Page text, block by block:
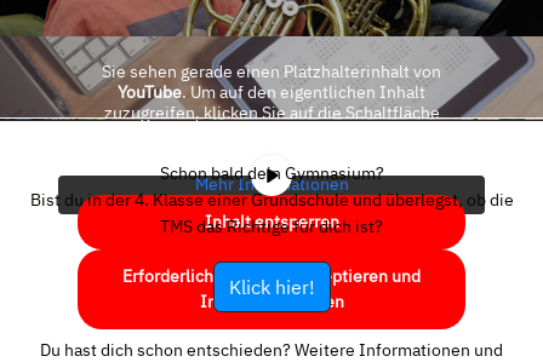
Sie sehen gerade einen Platzhalterinhalt von
YouTube. Um auf den eigentlichen Inhalt
zuzugreifen, klicken Sie auf die Schaltfläche
Mehr Informationen
Inhalt entsperren
Erforderlichen Service akzeptieren und
Inhalte entsperren
Schon bald dein Gymnasium?
Bist du in der 4. Klasse einer Grundschule und überlegst, ob die
TMS das Richtige für dich ist?
Klick hier!
Du hast dich schon entschieden? Weitere Informationen und